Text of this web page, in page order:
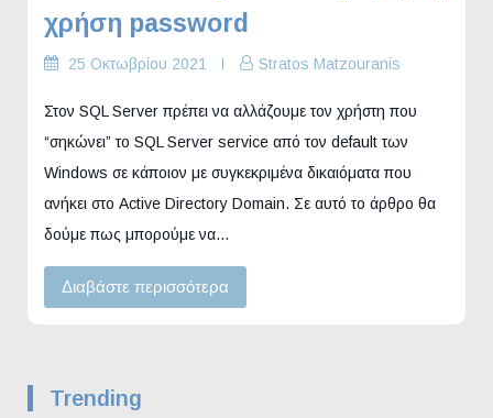
χρήση password
25 Οκτωβρίου 2021 Stratos Matzouranis
Στον SQL Server πρέπει να αλλάζουμε τον χρήστη που
“σηκώνει” το SQL Server service από τον default των
Windows σε κάποιον με συγκεκριμένα δικαιόματα που
ανήκει στο Active Directory Domain. Σε αυτό το άρθρο θα
δούμε πως μπορούμε να…
Διαβάστε περισσότερα
Trending